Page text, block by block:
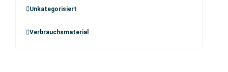
Unkategorisiert
Verbrauchsmaterial